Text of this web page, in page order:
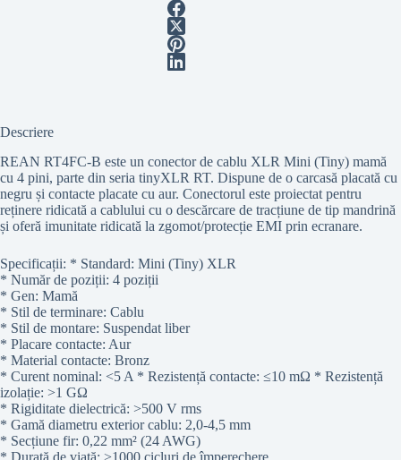
Descriere
REAN RT4FC-B este un conector de cablu XLR Mini (Tiny) mamă
cu 4 pini, parte din seria tinyXLR RT. Dispune de o carcasă placată cu
negru și contacte placate cu aur. Conectorul este proiectat pentru
reținere ridicată a cablului cu o descărcare de tracțiune de tip mandrină
și oferă imunitate ridicată la zgomot/protecție EMI prin ecranare.
Specificații: * Standard: Mini (Tiny) XLR
* Număr de poziții: 4 poziții
* Gen: Mamă
* Stil de terminare: Cablu
* Stil de montare: Suspendat liber
* Placare contacte: Aur
* Material contacte: Bronz
* Curent nominal: <5 A * Rezistență contacte: ≤10 mΩ * Rezistență
izolație: >1 GΩ
* Rigiditate dielectrică: >500 V rms
* Gamă diametru exterior cablu: 2,0-4,5 mm
* Secțiune fir: 0,22 mm² (24 AWG)